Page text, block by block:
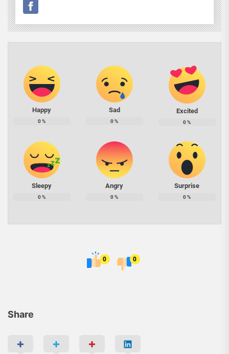
Share
Happy
0%
Sad
0%
Excited
0%
Sleepy
0%
Angry
0%
Surprise
0%
0 0